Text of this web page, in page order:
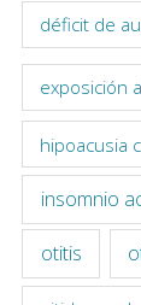
déficit de
exposición
hipoacusia
insomnio
otitis